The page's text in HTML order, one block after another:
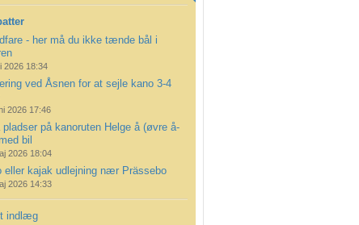
- her må du ikke tænde bål i
2026 18:34
ved Åsnen for at sejle kano 3-4
2026 17:46
pladser på kanoruten Helge å (øvre å-
bil
2026 18:04
eller kajak udlejning nær Prässebo
2026 14:33
indlæg